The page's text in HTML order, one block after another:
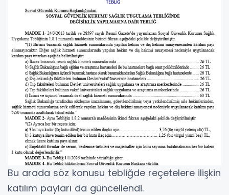
Bu arada söz konusu tebliğde reçetelere ilişkin
katılım payları da güncellendi.